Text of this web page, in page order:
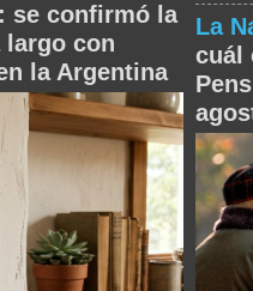
se confirmó la
largo con
la Argentina
La
cuál